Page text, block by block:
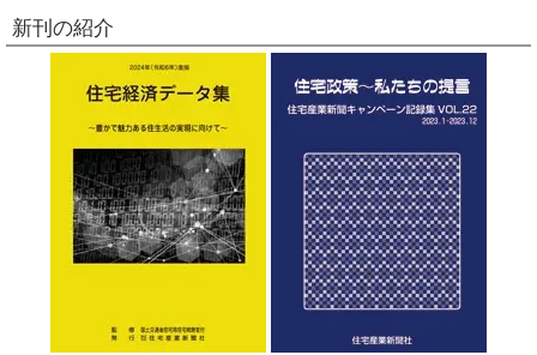
新刊の紹介